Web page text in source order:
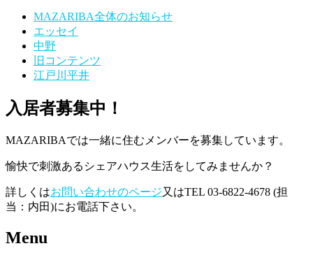
MAZARIBA全体のお知らせ
エッセイ
中野
旧コンテンツ
江戸川平井
入居者募集中！
MAZARIBAでは一緒に住むメンバーを募集しています。
愉快で刺激あるシェアハウス生活をしてみませんか？
詳しくはお問い合わせのページ又はTEL 03-6822-4678 (担
当：内田)にお電話下さい。
Menu